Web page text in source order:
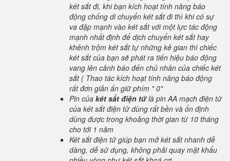
két sắt đi, khi bạn kích hoạt tính năng báo
động chống di chuyển két sắt đi thì khi có sự
va đập mạnh vào két sắt với một lực tác động
mạnh nhất định để dịch chuyển két sắt hay
khênh trộm két sắt tự những kẻ gian thì chiếc
két sắt của bạn sẽ phát ra tiến hiệu báo động
vang lên cảnh báo đến chủ nhân của chiếc két
sắt ( Thao tác kích hoạt tính năng báo động
rất đơn giản ấn giữ phím " 0"
Pin của két sắt điện tửlà pin AA mạch điện tử
của két sắt điện tử dùng rất bền và ổn định
dùng được trong khoảng thời gian từ 10 tháng
cho tới 1 năm
Két sắt điện tử giúp bạn mở két sắt nhanh dễ
dàng, dễ sử dụng, không phải quay mật khẩu